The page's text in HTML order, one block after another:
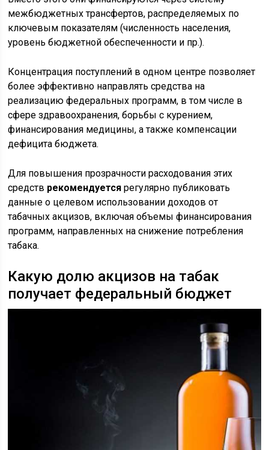
межбюджетных трансфертов, распределяемых по
ключевым показателям (численность населения,
уровень бюджетной обеспеченности и пр.).
Концентрация поступлений в одном центре позволяет
более эффективно направлять средства на
реализацию федеральных программ, в том числе в
сфере здравоохранения, борьбы с курением,
финансирования медицины, а также компенсации
дефицита бюджета.
Для повышения прозрачности расходования этих
средств рекомендуется регулярно публиковать
данные о целевом использовании доходов от
табачных акцизов, включая объемы финансирования
программ, направленных на снижение потребления
табака.
Какую долю акцизов на табак
получает федеральный бюджет